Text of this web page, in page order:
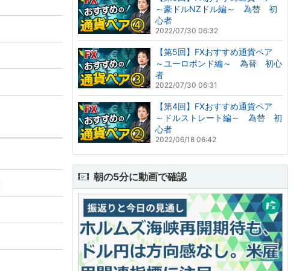
～豪ドルNZドル編～ 為替 初
心者
2022/07/30 06:32
【第5回】FXおすすめ通貨ペア
～ユーロポンド編～ 為替 初心
者
2022/07/30 06:31
【第4回】FXおすすめ通貨ペア
～ドルストレート編～ 為替 初
心者
2022/06/18 06:42
朝の5分に動画で確認